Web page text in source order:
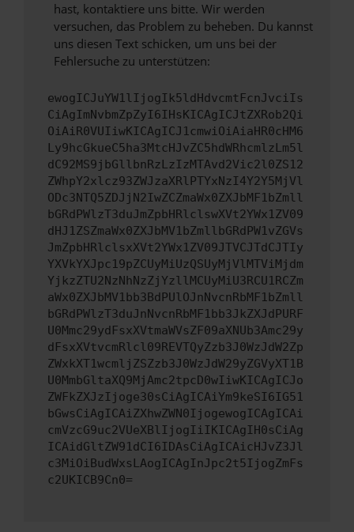
hast, kontaktiere uns bitte. Wir werden
versuchen, das Problem zu beheben. Du kannst
uns diesen Text schicken, um uns bei der
Fehlersuche zu unterstützen:
ewogICJuYW1lIjogIk5ldHdvcmtFcnJvciIs
CiAgImNvbmZpZyI6IHsKICAgICJtZXRob2Qi
OiAiR0VUIiwKICAgICJ1cmwiOiAiaHR0cHM6
Ly9hcGkueC5ha3MtcHJvZC5hdWRhcmlzLm5l
dC92MS9jbGllbnRzLzIzMTAvd2Vic2l0ZS12
ZWhpY2xlcz93ZWJzaXRlPTYxNzI4Y2Y5MjVl
ODc3NTQ5ZDJjN2IwZCZmaWx0ZXJbMF1bZmll
bGRdPWlzT3duJmZpbHRlclswXVt2YWx1ZV09
dHJ1ZSZmaWx0ZXJbMV1bZmllbGRdPW1vZGVs
JmZpbHRlclsxXVt2YWx1ZV09JTVCJTdCJTIy
YXVkYXJpc19pZCUyMiUzQSUyMjVlMTViMjdm
YjkzZTU2NzNhNzZjYzllMCUyMiU3RCU1RCZm
aWx0ZXJbMV1bb3BdPUlOJnNvcnRbMF1bZmll
bGRdPWlzT3duJnNvcnRbMF1bb3JkZXJdPURF
U0Mmc29ydFsxXVtmaWVsZF09aXNUb3Amc29y
dFsxXVtvcmRlcl09REVTQyZzb3J0WzJdW2Zp
ZWxkXT1wcmljZSZzb3J0WzJdW29yZGVyXT1B
U0MmbGltaXQ9MjAmc2tpcD0wIiwKICAgICJo
ZWFkZXJzIjoge30sCiAgICAiYm9keSI6IG51
bGwsCiAgICAiZXhwZWN0IjogewogICAgICAi
cmVzcG9uc2VUeXBlIjogIiIKICAgIH0sCiAg
ICAidGltZW91dCI6IDAsCiAgICAicHJvZ3Jl
c3MiOiBudWxsLAogICAgInJpc2t5IjogZmFs
c2UKICB9Cn0=